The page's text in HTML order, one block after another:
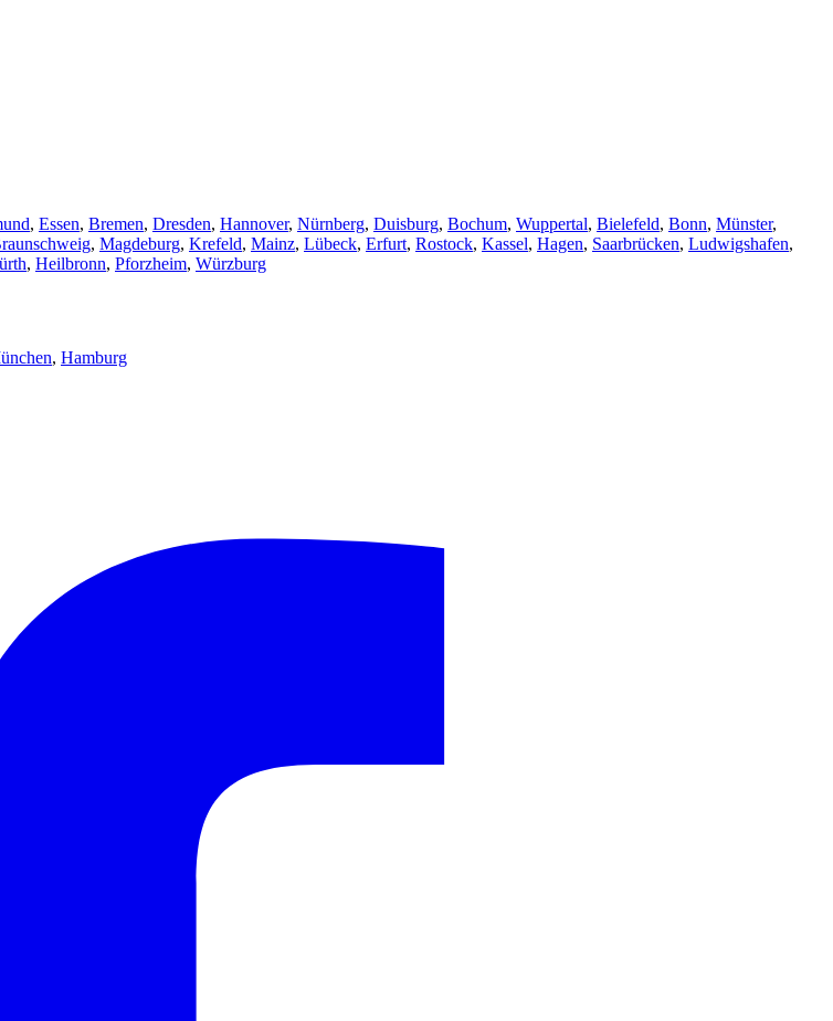
, Essen, Bremen, Dresden, Hannover, Nürnberg, Duisburg, Bochum, Wuppertal, Bielefeld, Bonn, Münster,
, Magdeburg, Krefeld, Mainz, Lübeck, Erfurt, Rostock, Kassel, Hagen, Saarbrücken, Ludwigshafen,
, Heilbronn, Pforzheim, Würzburg
, Hamburg